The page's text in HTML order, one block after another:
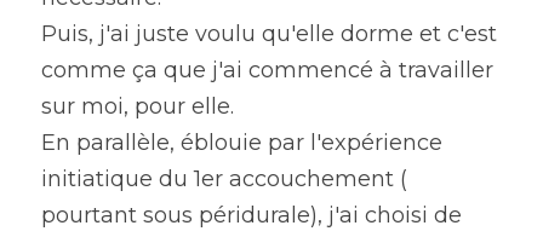
Puis, j'ai juste voulu qu'elle dorme et c'est
comme ça que j'ai commencé à travailler
sur moi, pour elle.
En parallèle, éblouie par l'expérience
initiatique du 1er accouchement (
pourtant sous péridurale), j'ai choisi de